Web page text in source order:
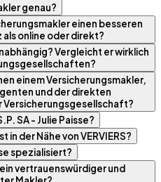
genau?
einen besseren
online oder direkt?
Vergleicht er wirklich
einem Versicherungsmakler,
und der direkten
SA - Julie Paisse?
der Nähe von VERVIERS?
spezialisiert?
ein vertrauenswürdiger und